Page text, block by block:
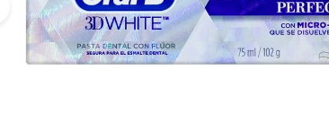
papel higiênico
cerveja